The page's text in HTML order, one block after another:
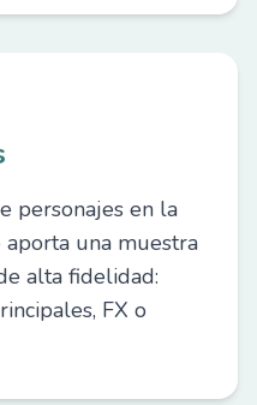
personajes en la
una muestra
alta fidelidad:
FX o